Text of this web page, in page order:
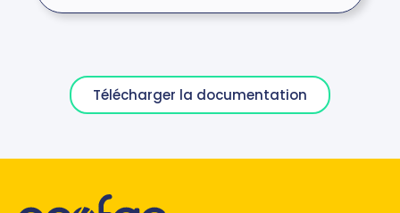
Télécharger la documentation